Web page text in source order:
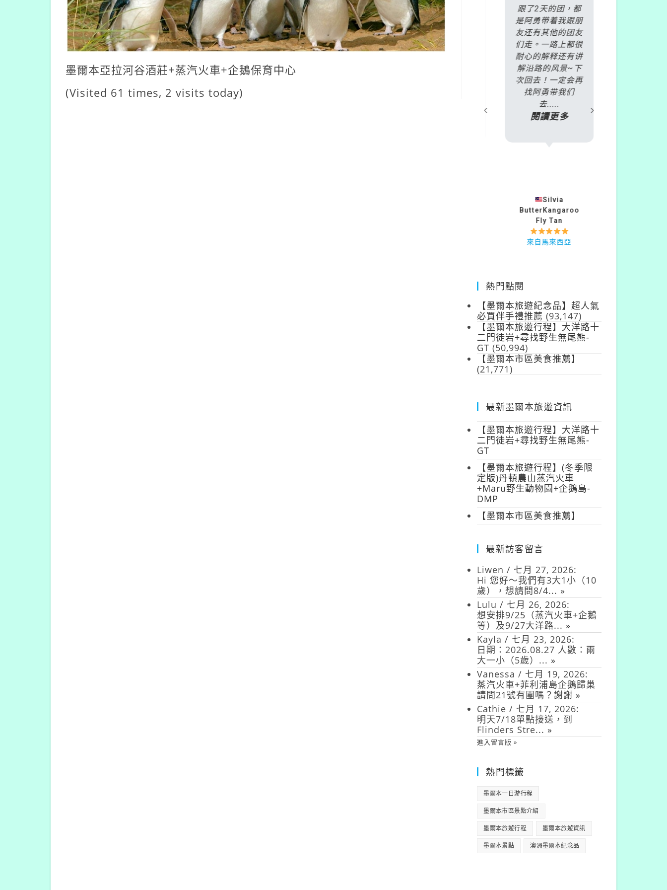
墨爾本亞拉河谷酒莊+蒸汽火車+企鵝保育中心
(Visited 61 times, 2 visits today)
我们参加阿勇哥带
团的企鹅岛和酒庄
Puffing Billy 的路
线。在接洽过程
快速且细心得回答
我們參加的是丹頓
農山脈蒸汽火車
+亞拉河谷酒莊一
日遊。 報名繳交
跟了2天的团，都
是阿勇带着我跟朋
友还有其他的团友
们走。一路上都很
耐心的解释还有讲
解沿路的风景~下
次回去！一定会再
找阿勇带我们
去.....
閱讀更多
Silvia
ButterKangaroo
Fly Tan
來自馬來西亞
熱門點閱
【墨爾本旅遊紀念品】超人氣
必買伴手禮推薦 (93,147)
【墨爾本旅遊行程】大洋路十
二門徒岩+尋找野生無尾熊-
GT (50,994)
【墨爾本市區美食推薦】
(21,771)
最新墨爾本旅遊資訊
【墨爾本旅遊行程】大洋路十
二門徒岩+尋找野生無尾熊-
GT
【墨爾本旅遊行程】(冬季限
定版)丹頓農山蒸汽火車
+Maru野生動物園+企鵝島-
DMP
【墨爾本市區美食推薦】
最新訪客留言
Liwen / 七月 27, 2026:
Hi 您好～我們有3大1小（10
歲），想請問8/4... »
Lulu / 七月 26, 2026:
想安排9/25（蒸汽火車+企鵝
等）及9/27大洋路... »
Kayla / 七月 23, 2026:
日期：2026.08.27 人數：兩
大一小（5歲）... »
Vanessa / 七月 19, 2026:
蒸汽火車+菲利浦島企鵝歸巢
請問21號有團嗎？謝謝 »
Cathie / 七月 17, 2026:
明天7/18單點接送，到
Flinders Stre... »
進入留言版 »
熱門標籤
墨爾本一日游行程
墨爾本市區景點介紹
墨爾本旅遊行程 墨爾本旅遊資訊
墨爾本景點 澳洲墨爾本紀念品